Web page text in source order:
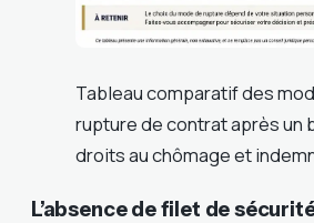
Tableau comparatif des
rupture de contrat après un
droits au chômage et
L’absence de filet de